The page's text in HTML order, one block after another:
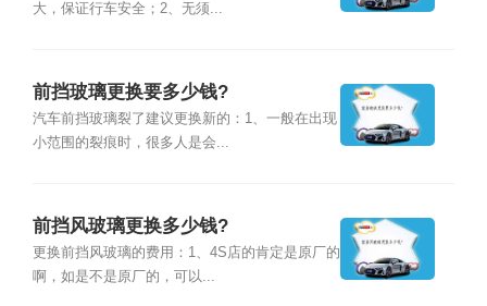
大，保证行车安全；2、无须...
前挡玻璃更换要多少钱?
汽车前挡玻璃裂了建议更换新的：1、一般在出现
小范围的裂痕时，很多人是会...
前挡风玻璃更换多少钱?
更换前挡风玻璃的费用：1、4S店的肯定是原厂的
啊，如是不是原厂的，可以...